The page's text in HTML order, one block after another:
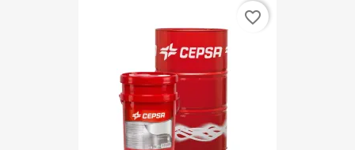
favorite_border